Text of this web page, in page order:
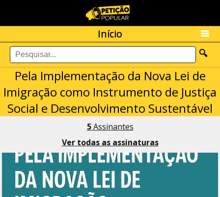
Início
🔍
Pela Implementação da Nova Lei de
Imigração como Instrumento de Justiça
Social e Desenvolvimento Sustentável
5Assinantes
Ver todas as assinaturas